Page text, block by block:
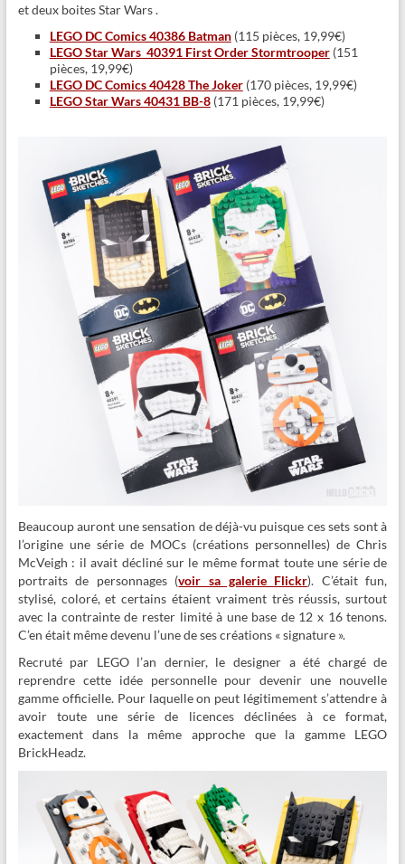
et deux boites Star Wars .
LEGO DC Comics 40386 Batman(115 pièces, 19,99€)
LEGO Star Wars 40391 First Order Stormtrooper(151
pièces, 19,99€)
LEGO DC Comics 40428 The Joker(170 pièces, 19,99€)
LEGO Star Wars 40431 BB-8(171 pièces, 19,99€)
Beaucoup auront une sensation de déjà-vu puisque ces sets sont à
l’origine une série de MOCs (créations personnelles) de Chris
McVeigh : il avait décliné sur le même format toute une série de
portraits de personnages (voir sa galerie Flickr). C’était fun,
stylisé, coloré, et certains étaient vraiment très réussis, surtout
avec la contrainte de rester limité à une base de 12 x 16 tenons.
C’en était même devenu l’une de ses créations « signature ».
Recruté par LEGO l’an dernier, le designer a été chargé de
reprendre cette idée personnelle pour devenir une nouvelle
gamme officielle. Pour laquelle on peut légitimement s’attendre à
avoir toute une série de licences déclinées à ce format,
exactement dans la même approche que la gamme LEGO
BrickHeadz.